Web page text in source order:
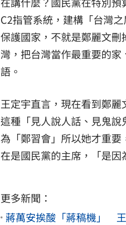
C2指管系統，建構「台灣
保護國家，不就是鄭麗文
灣，把台灣當作最重要的
語。
王定宇直言，現在看到鄭
這種「見人說人話、見鬼
為「鄭習會」所以她才重
在是國民黨的主席，「是因
更多新聞：
蔣萬安挨酸「蔣稿機」